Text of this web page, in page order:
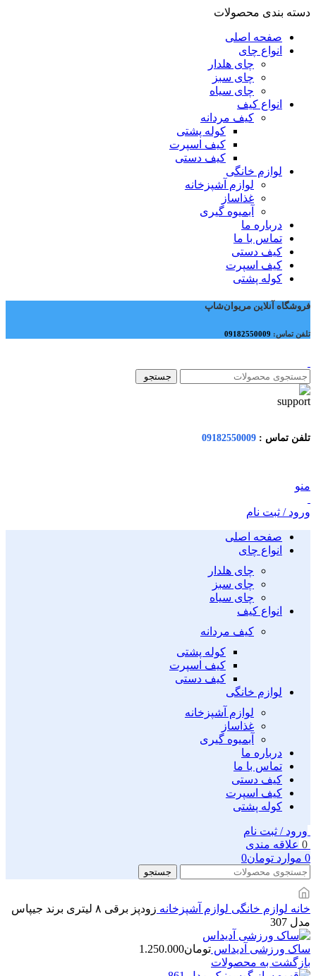
دسته بندی محصولات
صفحه اصلی
انواع چای
چای هلدار
چای سبز
چای سیاه
انواع کیف
کیف مردانه
کوله پشتی
کیف اسپرت
کیف دستی
لوازم خانگی
لوازم آشپزخانه
غذاساز
آبمیوه گیری
درباره ما
تماس با ما
کیف دستی
کیف اسپرت
کوله پشتی
فروشگاه آنلاین مریوان‌شاپ
تلفن تماس:
جستجو
تلفن تماس : 09182550009
منو
ورود / ثبت نام
صفحه اصلی
انواع چای
چای هلدار
چای سبز
چای سیاه
انواع کیف
کیف مردانه
کوله پشتی
کیف اسپرت
کیف دستی
لوازم خانگی
لوازم آشپزخانه
غذاساز
آبمیوه گیری
درباره ما
تماس با ما
کیف دستی
کیف اسپرت
کوله پشتی
ورود / ثبت نام
0 علاقه مندی
0 موارد تومان0
جستجو
خانه لوازم خانگی لوازم آشپزخانه
زودپز برقی ۸ لیتری برند جیپاس
مدل 307
ساک ورزشی آدیداس تومان1.250.000
بازگشت به محصولات